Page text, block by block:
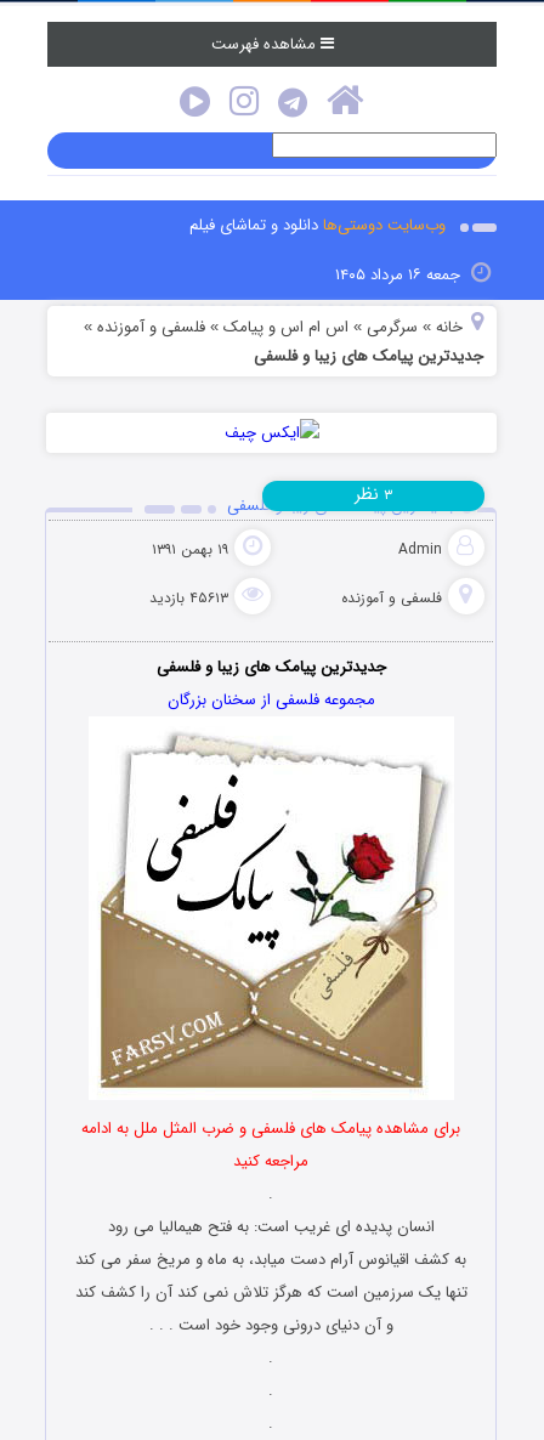
مشاهده فهرست
وب‌سایت دوستی‌هادانلود و تماشای فیلم
جمعه ۱۶ مرداد ۱۴۰۵
خانه » سرگرمی » اس ام اس و پیامک »فلسفی و آموزنده »
جدیدترین پیامک های زیبا و فلسفی
جدیدترین پیامک های زیبا و فلسفی
Admin ۱۹ بهمن ۱۳۹۱
فلسفی و آموزنده ۴۵۶۱۳ بازدید
۳ نظر
جدیدترین پیامک های زیبا و فلسفی
مجموعه فلسفی از سخنان بزرگان
برای مشاهده پیامک های فلسفی و ضرب المثل ملل به ادامه
مراجعه کنید
.
انسان پدیده ای غریب است: به فتح هیمالیا می رود
به کشف اقیانوس آرام دست میابد، به ماه و مریخ سفر می کند
تنها یک سرزمین است که هرگز تلاش نمی کند آن را کشف کند
و آن دنیای درونی وجود خود است . . .
.
.
.